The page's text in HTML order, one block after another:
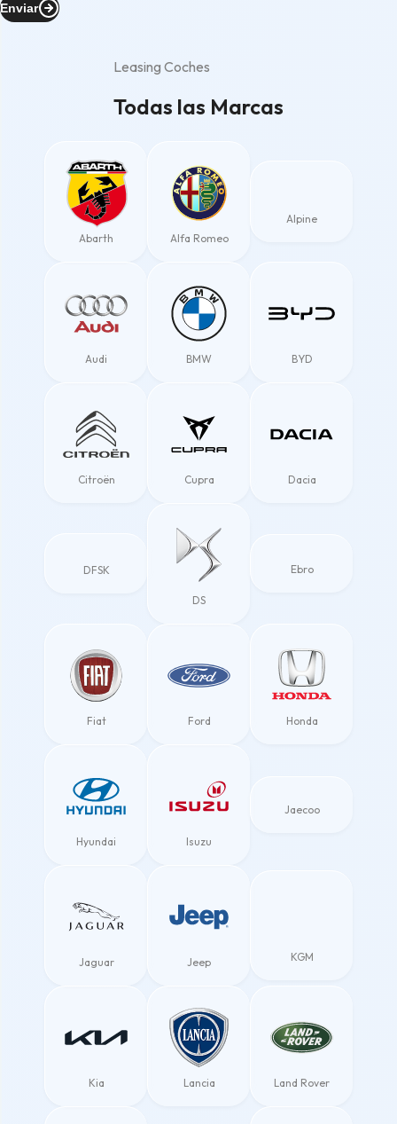
Enviar
Leasing Coches
Todas las Marcas
Abarth Alfa Romeo
Alpine
Audi BMW BYD
Citroën Cupra Dacia
DFSK
DS
Ebro
Fiat Ford Honda
Hyundai Isuzu
Jaecoo
Jaguar Jeep KGM
Kia Lancia Land Rover